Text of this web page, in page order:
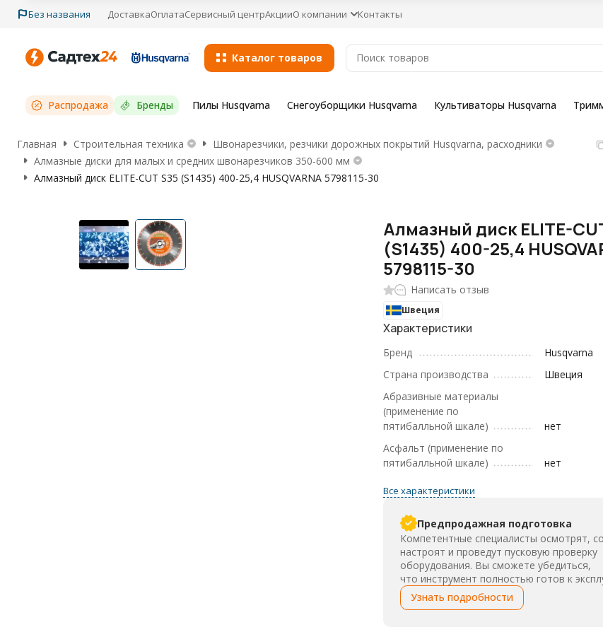
Без названия ДоставкаОплатаСервисный центрАкцииО компании Контакты
Каталог товаров
Распродажа Бренды Пилы Husqvarna Снегоуборщики Husqvarna Культиваторы Husqvarna
Главная Строительная техника
Швонарезчики, резчики дорожных покрытий Husqvarna, расходники
Алмазные диски для малых и средних швонарезчиков 350-600 мм
Алмазный диск ELITE-CUT S35 (S1435) 400-25,4 HUSQVARNA 5798115-30
Алмазный диск ELITE-
(S1435) 400-25,4
5798115-30
Написать отзыв
Швеция
Характеристики
Бренд
Husqvarna
Страна производства
Швеция
Абразивные материалы
(применение по
пятибалльной шкале)
нет
Асфальт (применение по
пятибалльной шкале)
нет
Все характеристики
Предпродажная подготовка
Компетентные специалисты осмотрят,
настроят и проведут пусковую проверку
оборудования. Вы сможете убедиться,
что инструмент полностью готов к
Узнать подробности